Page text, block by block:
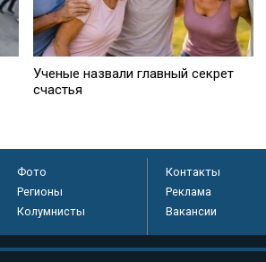
Ученые назвали главный секрет
счастья
Фото
Регионы
Колумнисты
Контакты
Реклама
Вакансии